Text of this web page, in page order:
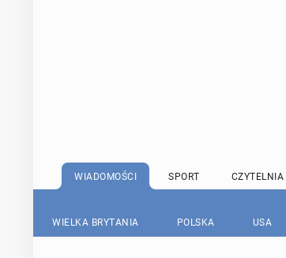
WIADOMOŚCI SPORT CZYTELNIA
WIELKA BRYTANIA POLSKA USA